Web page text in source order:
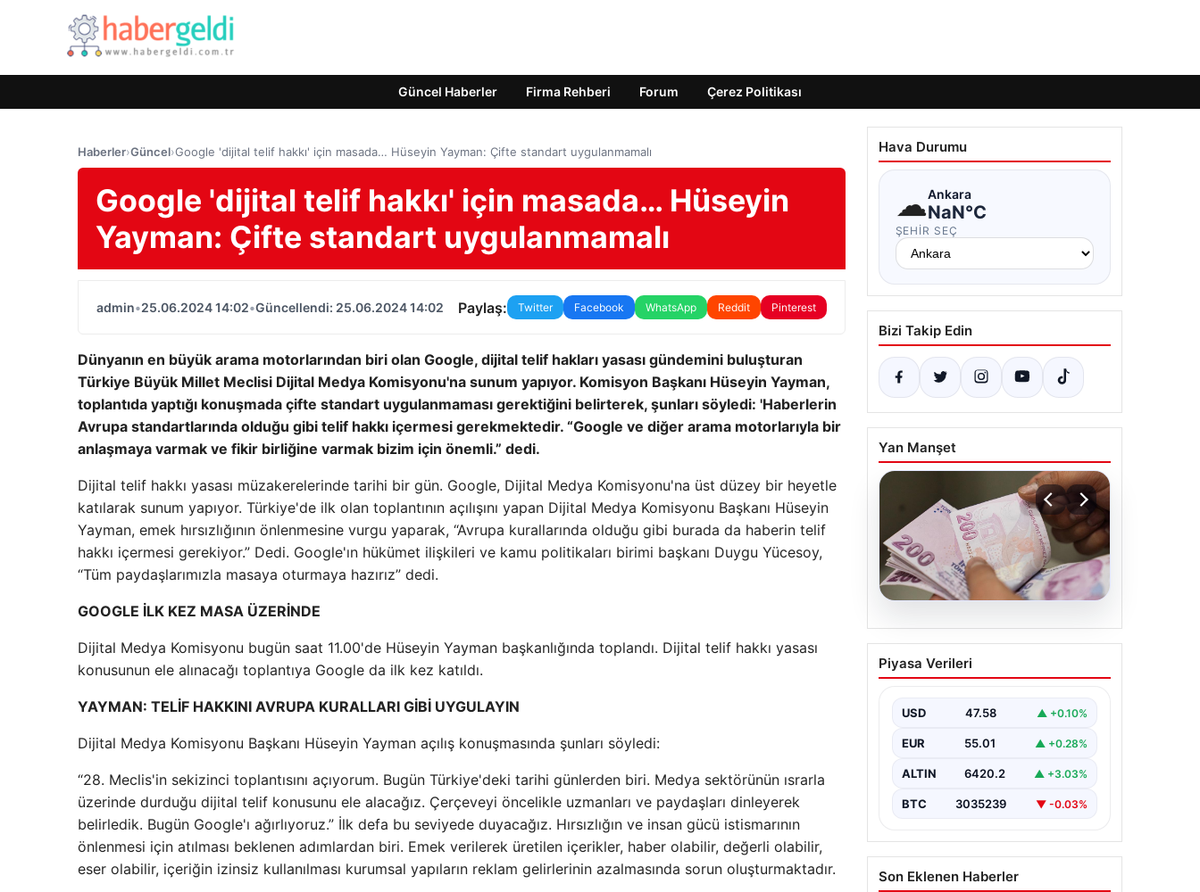
Güncel Haberler Firma Rehberi Forum Çerez Politikası
Haberler›Güncel›Google 'dijital telif hakkı' için masada… Hüseyin Yayman: Çifte standart uygulanmamalı
Google 'dijital telif hakkı' için masada… Hüseyin
Yayman: Çifte standart uygulanmamalı
admin•25.06.2024 14:02•Güncellendi: 25.06.2024 14:02 Paylaş: Twitter Facebook WhatsApp Reddit Pinterest
Dünyanın en büyük arama motorlarından biri olan Google, dijital telif hakları yasası gündemini buluşturan
Türkiye Büyük Millet Meclisi Dijital Medya Komisyonu'na sunum yapıyor. Komisyon Başkanı Hüseyin Yayman,
toplantıda yaptığı konuşmada çifte standart uygulanmaması gerektiğini belirterek, şunları söyledi: 'Haberlerin
Avrupa standartlarında olduğu gibi telif hakkı içermesi gerekmektedir. “Google ve diğer arama motorlarıyla bir
anlaşmaya varmak ve fikir birliğine varmak bizim için önemli.” dedi.
Dijital telif hakkı yasası müzakerelerinde tarihi bir gün. Google, Dijital Medya Komisyonu'na üst düzey bir heyetle
katılarak sunum yapıyor. Türkiye'de ilk olan toplantının açılışını yapan Dijital Medya Komisyonu Başkanı Hüseyin
Yayman, emek hırsızlığının önlenmesine vurgu yaparak, “Avrupa kurallarında olduğu gibi burada da haberin telif
hakkı içermesi gerekiyor.” Dedi. Google'ın hükümet ilişkileri ve kamu politikaları birimi başkanı Duygu Yücesoy,
“Tüm paydaşlarımızla masaya oturmaya hazırız” dedi.
GOOGLE İLK KEZ MASA ÜZERİNDE
Dijital Medya Komisyonu bugün saat 11.00'de Hüseyin Yayman başkanlığında toplandı. Dijital telif hakkı yasası
konusunun ele alınacağı toplantıya Google da ilk kez katıldı.
YAYMAN: TELİF HAKKINI AVRUPA KURALLARI GİBİ UYGULAYIN
Dijital Medya Komisyonu Başkanı Hüseyin Yayman açılış konuşmasında şunları söyledi:
“28. Meclis'in sekizinci toplantısını açıyorum. Bugün Türkiye'deki tarihi günlerden biri. Medya sektörünün ısrarla
üzerinde durduğu dijital telif konusunu ele alacağız. Çerçeveyi öncelikle uzmanları ve paydaşları dinleyerek
belirledik. Bugün Google'ı ağırlıyoruz.” İlk defa bu seviyede duyacağız. Hırsızlığın ve insan gücü istismarının
önlenmesi için atılması beklenen adımlardan biri. Emek verilerek üretilen içerikler, haber olabilir, değerli olabilir,
eser olabilir, içeriğin izinsiz kullanılması kurumsal yapıların reklam gelirlerinin azalmasında sorun oluşturmaktadır.
Hava Durumu
☁Ankara
NaN°C
ŞEHIR SEÇ
Bizi Takip Edin
Yan Manşet
05.08.2026
Bayram ikramiyeleri ne
zaman yatacak? 2026
ikramiye ödemeleri
Piyasa Verileri
USD 47.58 ▲ +0.10%
EUR 55.01 ▲ +0.28%
ALTIN 6420.2 ▲ +3.03%
BTC 3035239 ▼ -0.03%
Son Eklenen Haberler